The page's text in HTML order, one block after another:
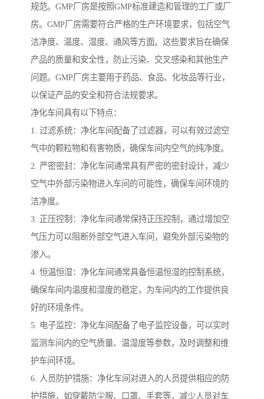
规范。GMP厂房是按照GMP标准建造和管理的工厂或厂
房。GMP厂房需要符合严格的生产环境要求，包括空气
洁净度、温度、湿度、通风等方面。这些要求旨在确保
产品的质量和安全性，防止污染、交叉感染和其他生产
问题。GMP厂房主要用于药品、食品、化妆品等行业，
以保证产品的安全和符合法规要求。
净化车间具有以下特点：
1. 过滤系统：净化车间配备了过滤器，可以有效过滤空
气中的颗粒物和有害物质，确保车间内空气的纯净度。
2. 严密密封：净化车间通常具有严密的密封设计，减少
空气中外部污染物进入车间的可能性，确保车间环境的
洁净度。
3. 正压控制：净化车间通常保持正压控制，通过增加空
气压力可以阻断外部空气进入车间，避免外部污染物的
渗入。
4. 恒温恒湿：净化车间通常具备恒温恒湿的控制系统，
确保车间内温度和湿度的稳定，为车间内的工作提供良
好的环境条件。
5. 电子监控：净化车间配备了电子监控设备，可以实时
监测车间内的空气质量、温湿度等参数，及时调整和维
护车间环境。
6. 人员防护措施：净化车间对进入的人员提供相应的防
护措施，如穿戴防尘服、口罩、手套等，减少人员对车